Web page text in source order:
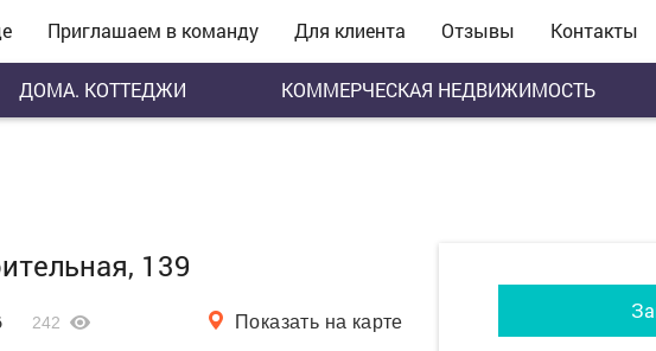
Приглашаем в команду Для клиента Отзывы Контакты
ДОМА. КОТТЕДЖИ КОММЕРЧЕСКАЯ НЕДВИЖИМОСТЬ
139
242 Показать на карте